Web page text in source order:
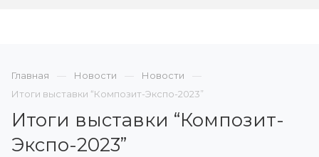
Главная Новости
Новости
Итоги выставки “Композит-Экспо-2023”
Итоги выставки “Композит-
Экспо-2023”